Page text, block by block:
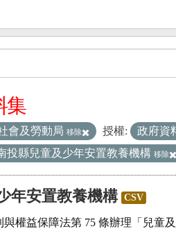
集
會及勞動局 移除 授權:
政府資
投縣兒童及少年安置教養機構 移除
年安置教養機構 CSV
權益保障法第 75 條辦理「兒童